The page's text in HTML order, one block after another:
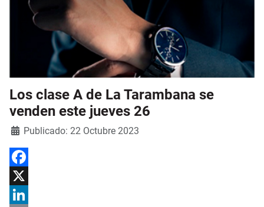
Los clase A de La Tarambana se
venden este jueves 26
Detalles
Publicado: 22 Octubre 2023
Facebook
X